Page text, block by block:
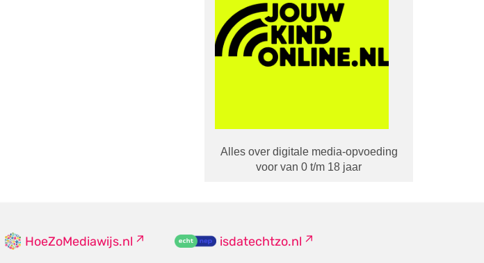
Alles over digitale media-opvoeding
voor van 0 t/m 18 jaar
HoeZoMediawijs.nl isdatechtzo.nl